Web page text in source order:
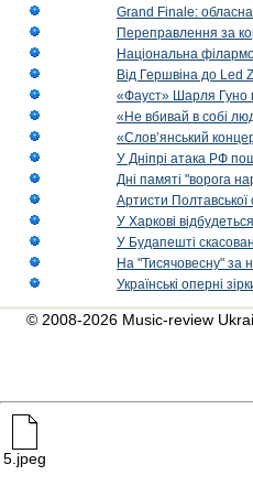
Grand Finale:
Переправлення за
Національна
Від Гершвіна до Led
«Фауст» Шарля Гуно
«Не вбивай в собі
«Слов’янський
У Дніпрі атака РФ
Дні памяті "ворога
Артисти Полтавської
У Харкові
У Будапешті
На "Тисячовесну" за
Українські оперні
© 2008-2026 Music-review
5.jpeg